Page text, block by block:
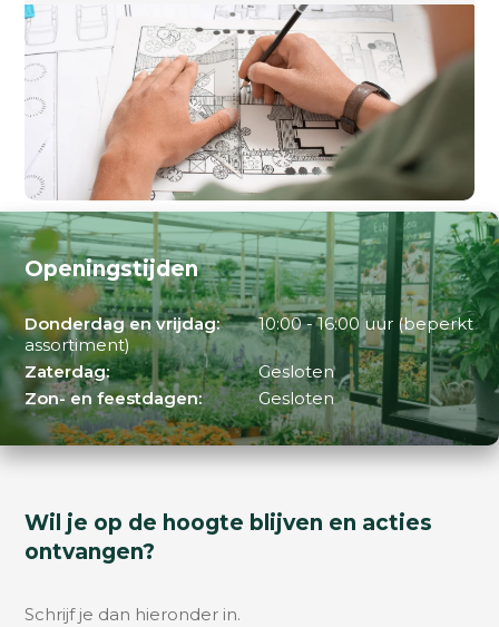
Openingstijden
Donderdag en vrijdag:
10:00 - 16:00 uur (beperkt
assortiment)
Zaterdag:
Gesloten
Zon- en feestdagen:
Gesloten
Wil je op de hoogte blijven en acties
ontvangen?
Schrijf je dan hieronder in.